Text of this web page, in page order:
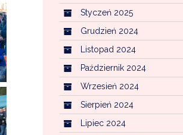
Styczeń 2025
Grudzień 2024
Listopad 2024
Październik 2024
Wrzesień 2024
Sierpień 2024
Lipiec 2024